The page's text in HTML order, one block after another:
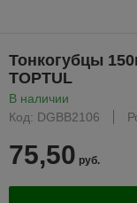
Тонкогубцы
TOPTUL
В наличии
Код: DGBB2106
75,50 руб.